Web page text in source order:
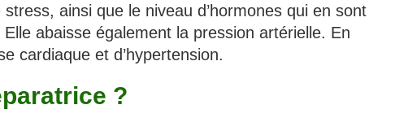
ainsi que le niveau d’hormones qui en sont
abaisse également la pression artérielle. En
cardiaque et d’hypertension.
?